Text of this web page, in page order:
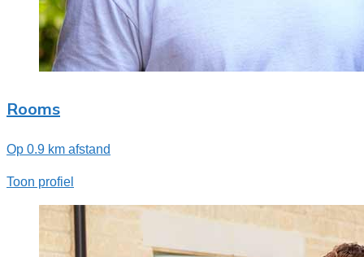
Rooms
Op 0.9 km afstand
Toon profiel